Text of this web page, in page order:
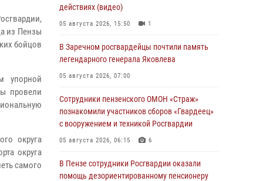
из Пензы
бойцов
упорной
провели
округа
округа
самого
действиях (видео)
05 августа 2026, 15:50 1
В Заречном росгвардейцы почтили память
легендарного генерала Яковлева
05 августа 2026, 07:00
Сотрудники пензенского ОМОН «Страж»
познакомили участников сборов «Гвардеец»
с вооружением и техникой Росгвардии
05 августа 2026, 06:15 6
В Пензе сотрудники Росгвардии оказали
помощь дезориентированному пенсионеру